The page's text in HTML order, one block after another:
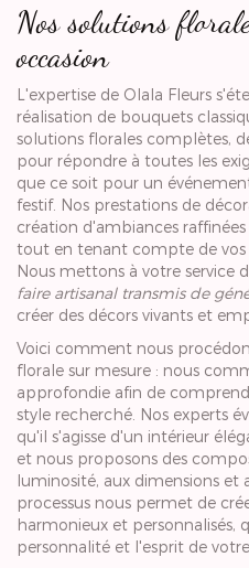
Nos solutions
occasion
L'expertise de Olala Fleurs
réalisation de bouquets
solutions florales complètes,
pour répondre à toutes les
que ce soit pour un
festif. Nos prestations de
création d'ambiances
tout en tenant compte de
Nous mettons à votre service
faire artisanal transmis de
créer des décors vivants et
Voici comment nous
florale sur mesure : nous
approfondie afin de
style recherché. Nos experts
qu'il s'agisse d'un intérieur
et nous proposons des
luminosité, aux dimensions et
processus nous permet de
harmonieux et personnalisés,
personnalité et l'esprit de